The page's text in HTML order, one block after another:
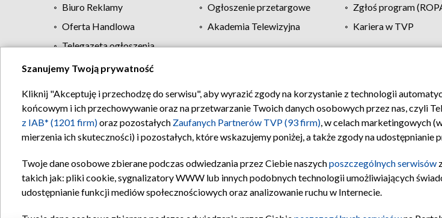
Biuro Reklamy
Ogłoszenie przetargowe Zgłoś program
Oferta Handlowa
Akademia Telewizyjna Kariera w TVP
Telegazeta ogłoszenia
Regulamin TVP Polityka prywatności Moje zgody
Szanujemy Twoją prywatność
Kliknij "Akceptuję i przechodzę do serwisu", aby wyrazić zgody na korzystanie z technologii
końcowym i ich przechowywanie oraz na przetwarzanie Twoich danych osobowych przez nas, czyli
z IAB* (1201 firm)oraz pozostałych Zaufanych Partnerów TVP (93 firm), w celach marketingowych
mierzenia ich skuteczności) i pozostałych, które wskazujemy poniżej, a także zgody na
Twoje dane osobowe zbierane podczas odwiedzania przez Ciebie naszychposzczególnych serwisów
takich jak: pliki cookie, sygnalizatory WWW lub innych podobnych technologii umożliwiających
udostępnianie funkcji mediów społecznościowych oraz analizowanie ruchu w Internecie.